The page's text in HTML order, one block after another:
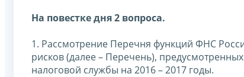
На повестке дня 2 вопроса.
1. Рассмотрение Перечня функций ФНС
рисков (далее – Перечень),
налоговой службы на 2016 – 2017 годы.